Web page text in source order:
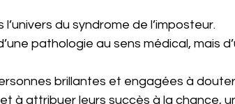
du syndrome de l’imposteur.
pathologie au sens médical, mais
brillantes et engagées à
à attribuer leurs succès à la chance,